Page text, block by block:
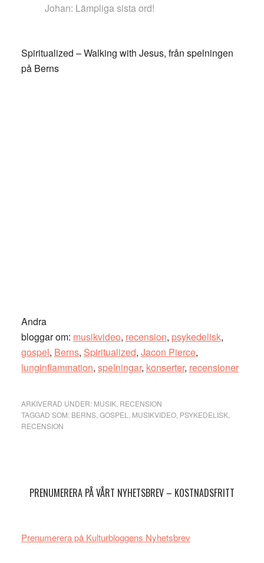
Johan: Lämpliga sista ord!
Spiritualized – Walking with Jesus, från spelningen
på Berns
Andra
bloggar om: musikvideo, recension, psykedelisk,
gospel, Berns, Spiritualized, Jacon Pierce,
lunginflammation, spelningar, konserter, recensioner
ARKIVERAD UNDER: MUSIK, RECENSION
TAGGAD SOM: BERNS, GOSPEL MUSIKVIDEO, PSYKEDELISK,
RECENSION
PRENUMERERA PÅ VÅRT NYHETSBREV – KOSTNADSFRITT
Prenumerera på Kulturbloggens Nyhetsbrev